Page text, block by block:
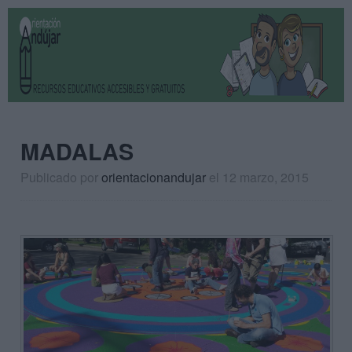
MADALAS
Publicado pororientacionandujar el 12 marzo, 2015